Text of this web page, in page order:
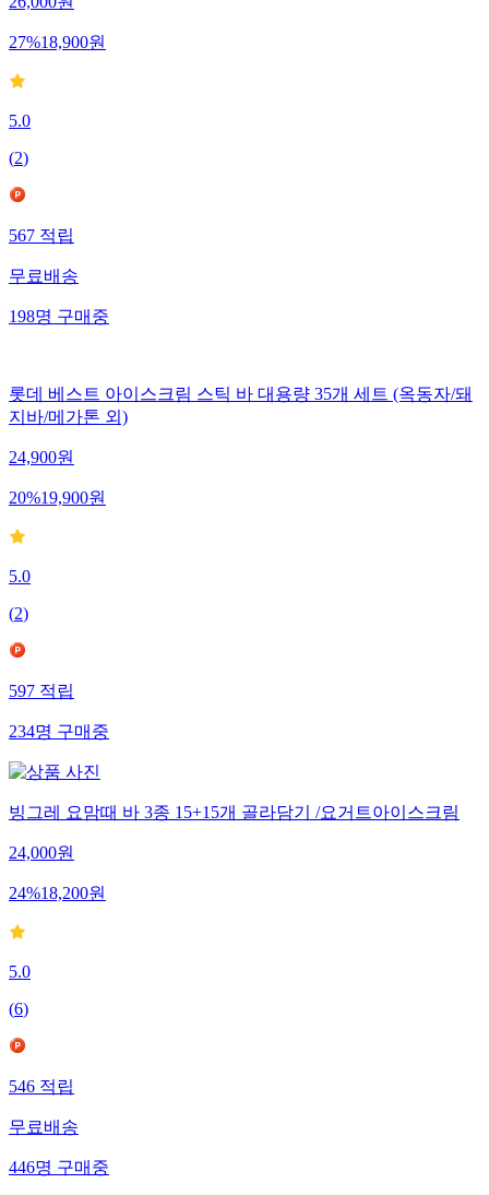
26,000원
27%18,900원
5.0
(2)
567적립
무료배송
198명구매중
롯데 베스트 아이스크림 스틱 바 대용량 35개 세트 (옥동자/돼
지바/메가톤 외)
24,900원
20%19,900원
5.0
(2)
597적립
234명구매중
빙그레 요맘때 바 3종 15+15개 골라담기 /요거트아이스크림
24,000원
24%18,200원
5.0
(6)
546적립
무료배송
446명구매중